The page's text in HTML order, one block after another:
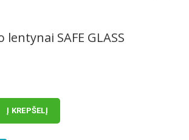
SAFE GLASS
Į KREPŠELĮ